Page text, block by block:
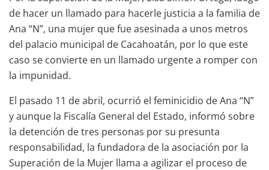
de hacer un llamado para hacerle justicia a la familia de
Ana “N”, una mujer que fue asesinada a unos metros
del palacio municipal de Cacahoatán, por lo que este
caso se convierte en un llamado urgente a romper con
la impunidad.
El pasado 11 de abril, ocurrió el feminicidio de Ana “N”
y aunque la Fiscalía General del Estado, informó sobre
la detención de tres personas por su presunta
responsabilidad, la fundadora de la asociación por la
Superación de la Mujer llama a agilizar el proceso de